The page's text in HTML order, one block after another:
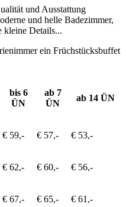
und Ausstattung
und helle Badezimmer,
kleine Details...
ein Früchstücksbuffet
bis 6
ÜN
ab 7
ÜN
ab 14 ÜN
€ 59,- € 57,- € 53,-
€ 62,- € 60,- € 56,-
€ 67,- € 65,- € 61,-